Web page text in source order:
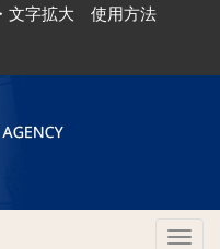
文字拡大 使用方法